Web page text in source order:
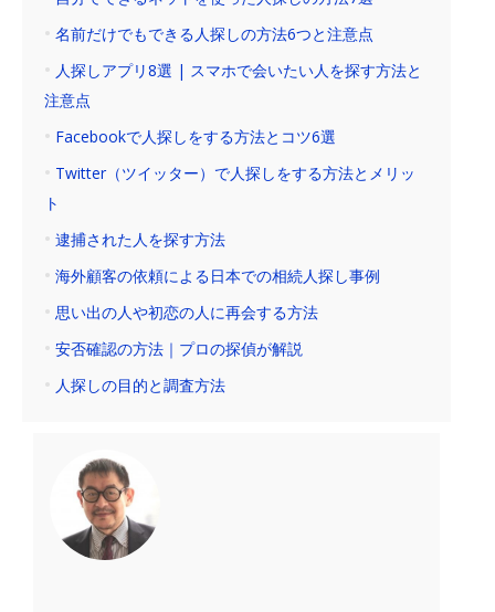
名前だけでもできる人探しの方法6つと注意点
人探しアプリ8選 | スマホで会いたい人を探す方法と
注意点
Facebookで人探しをする方法とコツ6選
Twitter（ツイッター）で人探しをする方法とメリッ
ト
逮捕された人を探す方法
海外顧客の依頼による日本での相続人探し事例
思い出の人や初恋の人に再会する方法
安否確認の方法｜プロの探偵が解説
人探しの目的と調査方法